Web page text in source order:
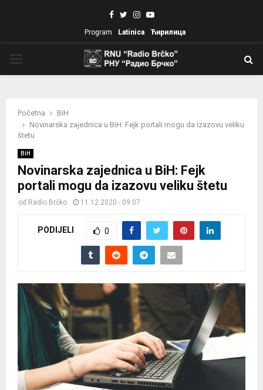
Facebook
TwitterInstagram
Youtube
Program Latinica Ћирилица
Početna
BiH
Novinarska zajednica u BiH: Fejk portali mogu da izazovu veliku
štetu
BiH
Novinarska zajednica u BiH: Fejk
portali mogu da izazovu veliku štetu
od Radio Brčko 11.12.2020 - 09:07
PODIJELI 0